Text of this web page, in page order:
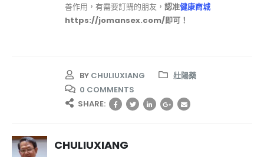
善作用，有需要訂購的朋友， 認准健康商城
https://jomansex.com/即可！
BY CHULIUXIANG
壯陽藥
0 COMMENTS
SHARE:
CHULIUXIANG